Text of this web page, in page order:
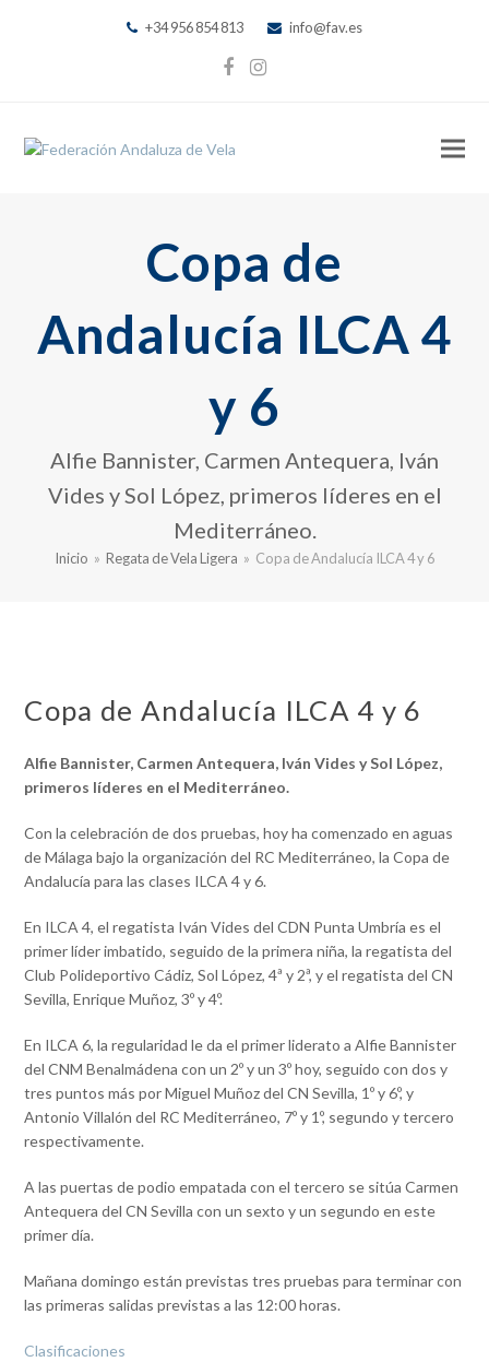
+34 956 854 813 info@fav.es
Facebook
Instagram
Copa de
Andalucía ILCA 4
y 6
Alfie Bannister, Carmen Antequera, Iván
Vides y Sol López, primeros líderes en el
Mediterráneo.
Inicio » Regata de Vela Ligera » Copa de Andalucía ILCA 4 y 6
Copa de Andalucía ILCA 4 y 6
Alfie Bannister, Carmen Antequera, Iván Vides y Sol López,
primeros líderes en el Mediterráneo.
Con la celebración de dos pruebas, hoy ha comenzado en aguas
de Málaga bajo la organización del RC Mediterráneo, la Copa de
Andalucía para las clases ILCA 4 y 6.
En ILCA 4, el regatista Iván Vides del CDN Punta Umbría es el
primer líder imbatido, seguido de la primera niña, la regatista del
Club Polideportivo Cádiz, Sol López, 4ª y 2ª, y el regatista del CN
Sevilla, Enrique Muñoz, 3º y 4º.
En ILCA 6, la regularidad le da el primer liderato a Alfie Bannister
del CNM Benalmádena con un 2º y un 3º hoy, seguido con dos y
tres puntos más por Miguel Muñoz del CN Sevilla, 1º y 6º, y
Antonio Villalón del RC Mediterráneo, 7º y 1º, segundo y tercero
respectivamente.
A las puertas de podio empatada con el tercero se sitúa Carmen
Antequera del CN Sevilla con un sexto y un segundo en este
primer día.
Mañana domingo están previstas tres pruebas para terminar con
las primeras salidas previstas a las 12:00 horas.
Clasificaciones